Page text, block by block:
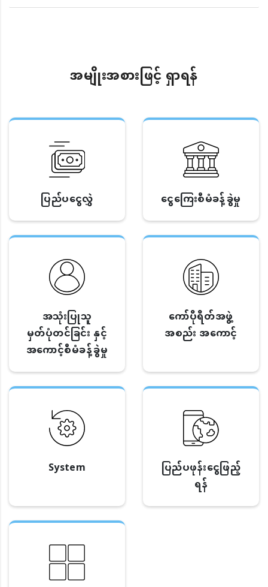
အမျိုးအစားဖြင့် ရှာရန်
ပြည်ပငွေလွှဲ ငွေကြေးစီမံခန့်ခွဲမှု
အသုံးပြုသူ
မှတ်ပုံတင်ခြင်း နှင့်
အကောင့်စီမံခန့်ခွဲမှု
ကော်ပိုရိတ်အဖွဲ့
အစည်း အကောင့်
System
ပြည်ပဖုန်းငွေဖြည့်
ရန်